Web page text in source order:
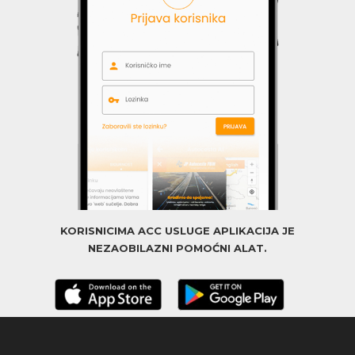
KORISNICIMA ACC USLUGE APLIKACIJA JE
NEZAOBILAZNI POMOĆNI ALAT.